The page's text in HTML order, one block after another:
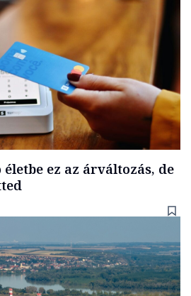
életbe ez az árváltozás, de